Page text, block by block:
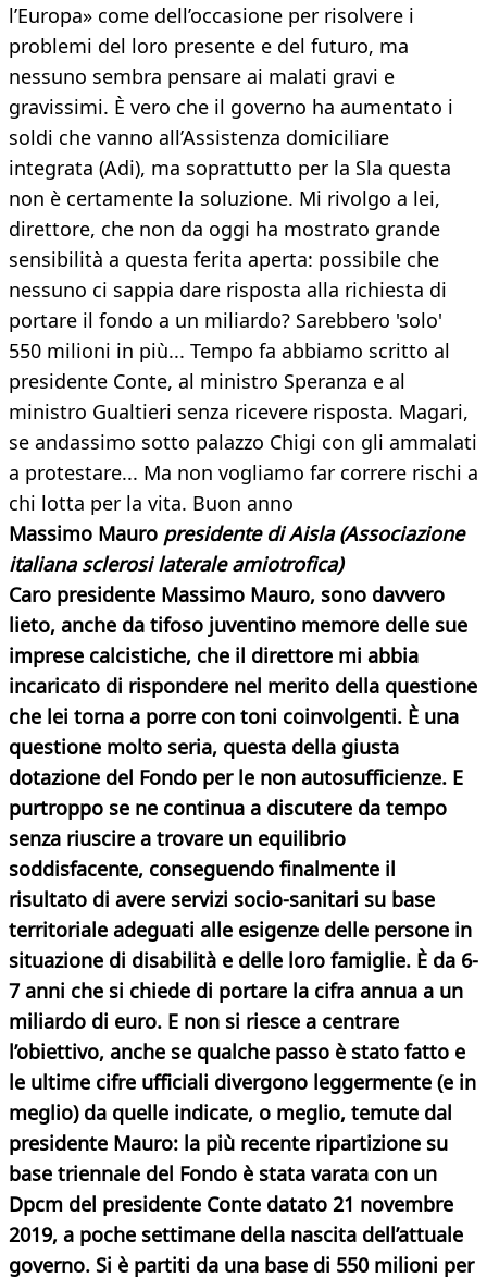
l’Europa» come dell’occasione per risolvere i
problemi del loro presente e del futuro, ma
nessuno sembra pensare ai malati gravi e
gravissimi. È vero che il governo ha aumentato i
soldi che vanno all’Assistenza domiciliare
integrata (Adi), ma soprattutto per la Sla questa
non è certamente la soluzione. Mi rivolgo a lei,
direttore, che non da oggi ha mostrato grande
sensibilità a questa ferita aperta: possibile che
nessuno ci sappia dare risposta alla richiesta di
portare il fondo a un miliardo? Sarebbero 'solo'
550 milioni in più... Tempo fa abbiamo scritto al
presidente Conte, al ministro Speranza e al
ministro Gualtieri senza ricevere risposta. Magari,
se andassimo sotto palazzo Chigi con gli ammalati
a protestare... Ma non vogliamo far correre rischi a
chi lotta per la vita. Buon anno
Massimo Mauro presidente di Aisla (Associazione
italiana sclerosi laterale amiotrofica)
Caro presidente Massimo Mauro, sono davvero
lieto, anche da tifoso juventino memore delle sue
imprese calcistiche, che il direttore mi abbia
incaricato di rispondere nel merito della questione
che lei torna a porre con toni coinvolgenti. È una
questione molto seria, questa della giusta
dotazione del Fondo per le non autosufficienze. E
purtroppo se ne continua a discutere da tempo
senza riuscire a trovare un equilibrio
soddisfacente, conseguendo finalmente il
risultato di avere servizi socio-sanitari su base
territoriale adeguati alle esigenze delle persone in
situazione di disabilità e delle loro famiglie. È da 6-
7 anni che si chiede di portare la cifra annua a un
miliardo di euro. E non si riesce a centrare
l’obiettivo, anche se qualche passo è stato fatto e
le ultime cifre ufficiali divergono leggermente (e in
meglio) da quelle indicate, o meglio, temute dal
presidente Mauro: la più recente ripartizione su
base triennale del Fondo è stata varata con un
Dpcm del presidente Conte datato 21 novembre
2019, a poche settimane della nascita dell’attuale
governo. Si è partiti da una base di 550 milioni per